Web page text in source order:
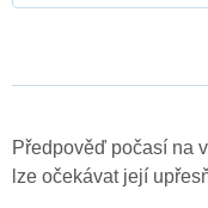
Předpověď počasí na
lze očekávat její